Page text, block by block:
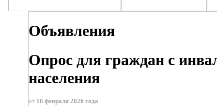
Объявления
Опрос для граждан с
населения
от 18 февраля 2026 года